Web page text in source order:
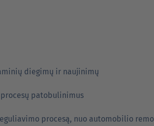
diegimų ir naujinimų
patobulinimus
procesą, nuo automobilio